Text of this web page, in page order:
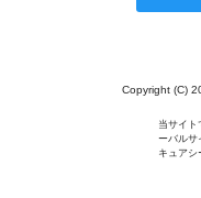
Copyright (C)
当サイト
ーバルサ
キュアシ